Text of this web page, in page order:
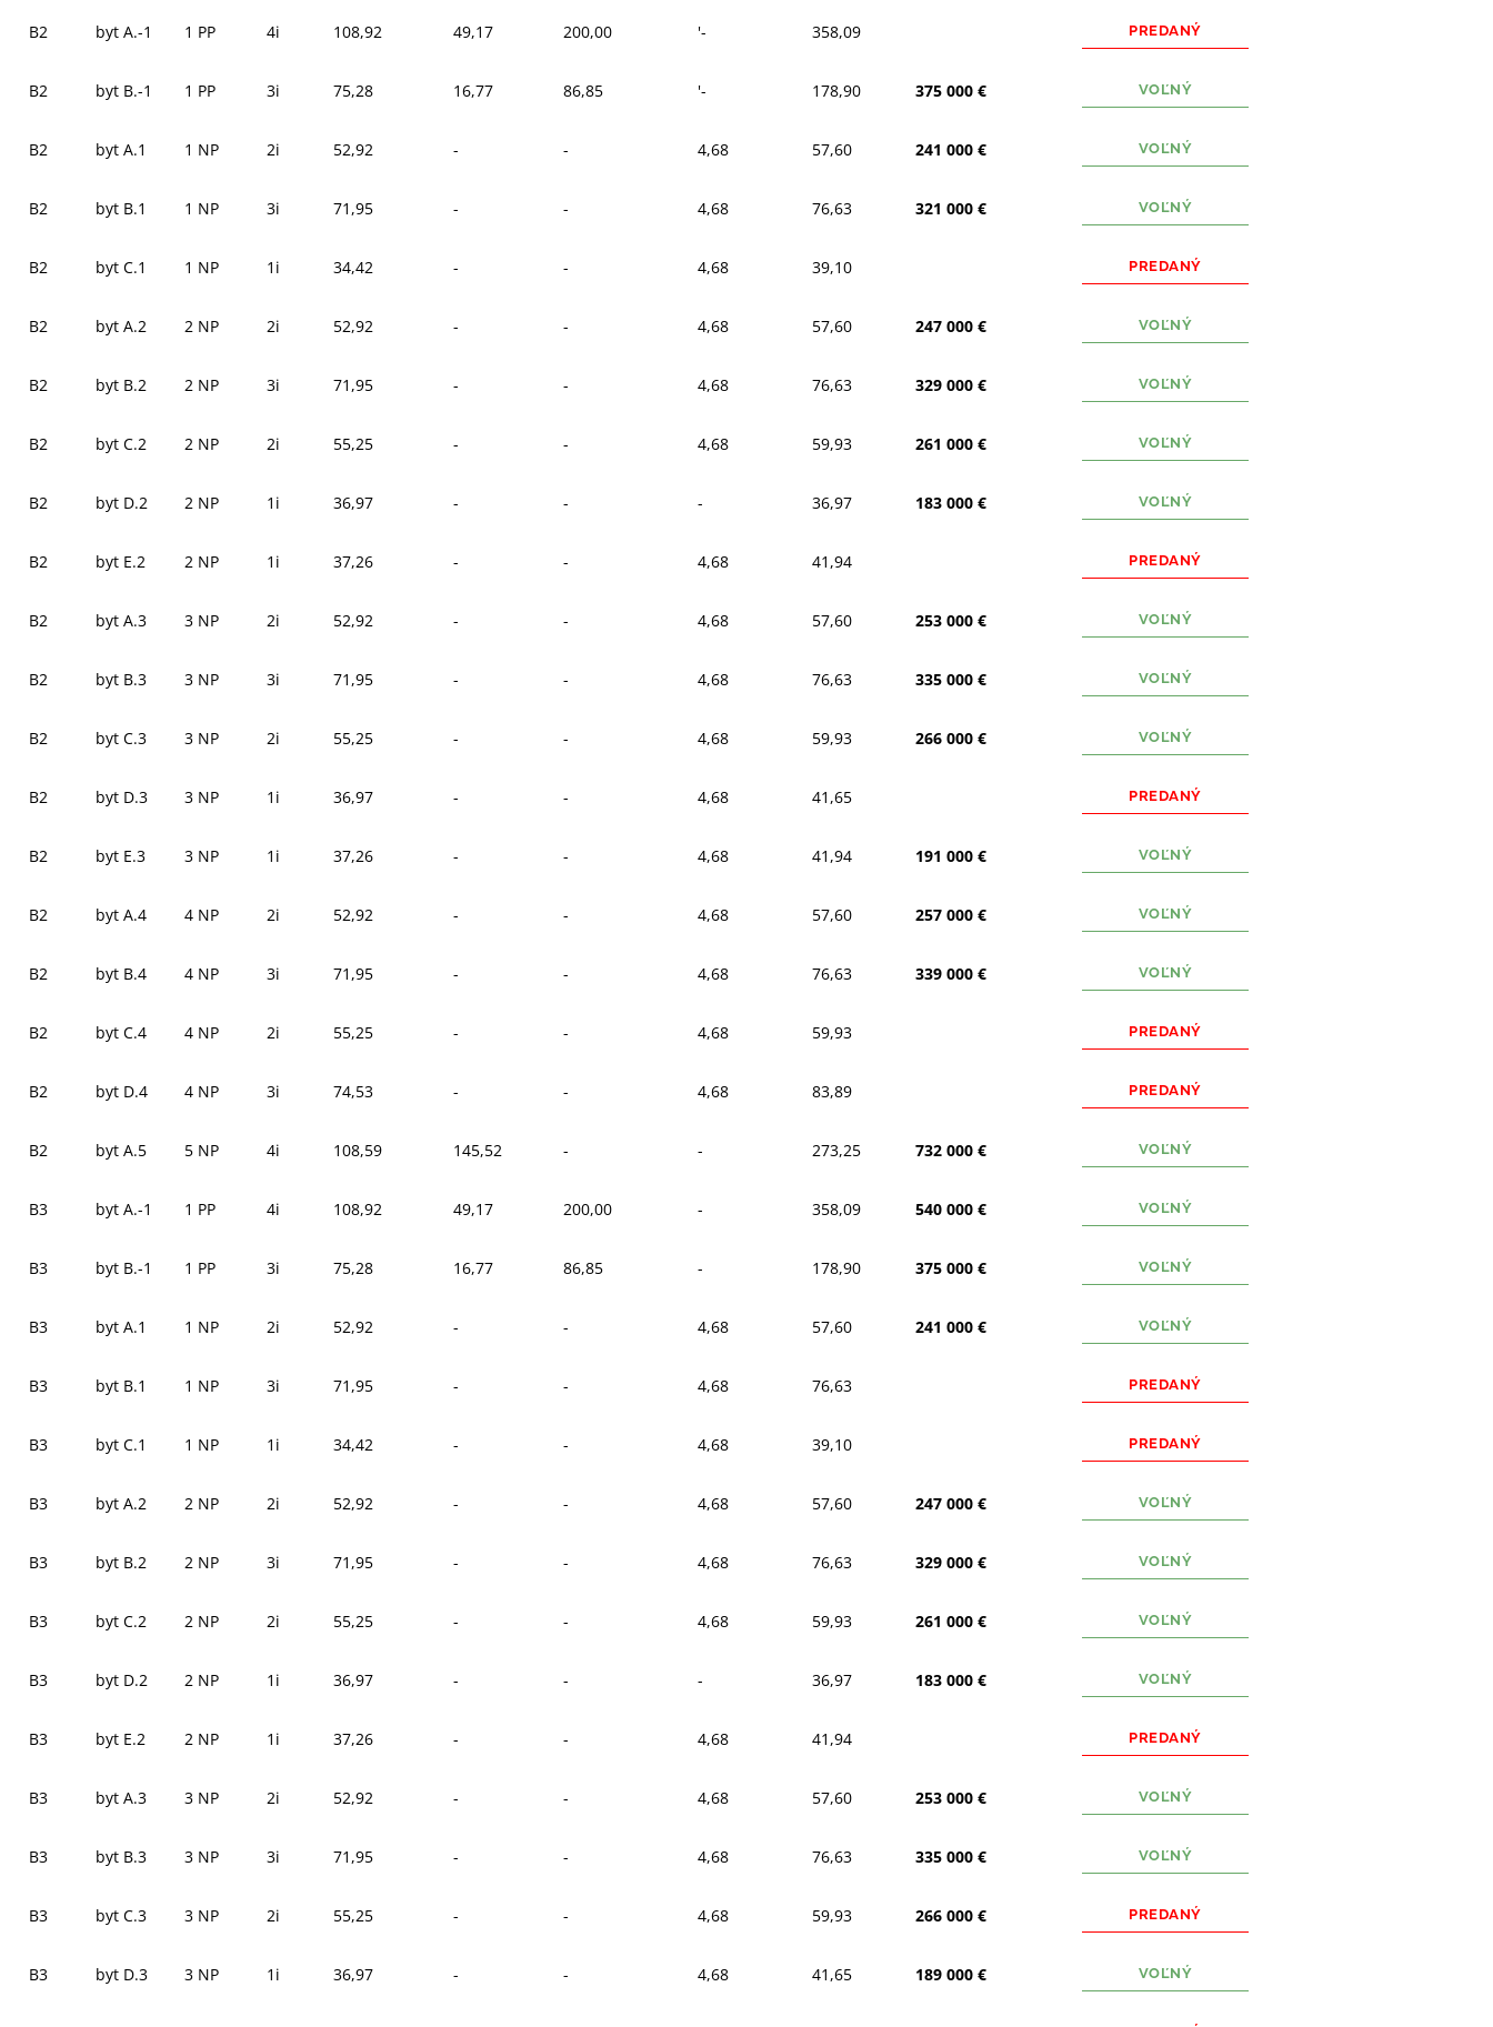
B2 byt A.-1 1 PP 4i 108,92 49,17 200,00 '- 358,09 PREDANÝ
B2 byt B.-1 1 PP 3i 75,28 16,77 86,85 '- 178,90 375 000 € VOĽNÝ
B2 byt A.1 1 NP 2i 52,92 - - 4,68 57,60 241 000 € VOĽNÝ
B2 byt B.1 1 NP 3i 71,95 - - 4,68 76,63 321 000 € VOĽNÝ
B2 byt C.1 1 NP 1i 34,42 - - 4,68 39,10 PREDANÝ
B2 byt A.2 2 NP 2i 52,92 - - 4,68 57,60 247 000 € VOĽNÝ
B2 byt B.2 2 NP 3i 71,95 - - 4,68 76,63 329 000 € VOĽNÝ
B2 byt C.2 2 NP 2i 55,25 - - 4,68 59,93 261 000 € VOĽNÝ
B2 byt D.2 2 NP 1i 36,97 - - - 36,97 183 000 € VOĽNÝ
B2 byt E.2 2 NP 1i 37,26 - - 4,68 41,94 PREDANÝ
B2 byt A.3 3 NP 2i 52,92 - - 4,68 57,60 253 000 € VOĽNÝ
B2 byt B.3 3 NP 3i 71,95 - - 4,68 76,63 335 000 € VOĽNÝ
B2 byt C.3 3 NP 2i 55,25 - - 4,68 59,93 266 000 € VOĽNÝ
B2 byt D.3 3 NP 1i 36,97 - - 4,68 41,65 PREDANÝ
B2 byt E.3 3 NP 1i 37,26 - - 4,68 41,94 191 000 € VOĽNÝ
B2 byt A.4 4 NP 2i 52,92 - - 4,68 57,60 257 000 € VOĽNÝ
B2 byt B.4 4 NP 3i 71,95 - - 4,68 76,63 339 000 € VOĽNÝ
B2 byt C.4 4 NP 2i 55,25 - - 4,68 59,93 PREDANÝ
B2 byt D.4 4 NP 3i 74,53 - - 4,68 83,89 PREDANÝ
B2 byt A.5 5 NP 4i 108,59 145,52 - - 273,25 732 000 € VOĽNÝ
B3 byt A.-1 1 PP 4i 108,92 49,17 200,00 - 358,09 540 000 € VOĽNÝ
B3 byt B.-1 1 PP 3i 75,28 16,77 86,85 - 178,90 375 000 € VOĽNÝ
B3 byt A.1 1 NP 2i 52,92 - - 4,68 57,60 241 000 € VOĽNÝ
B3 byt B.1 1 NP 3i 71,95 - - 4,68 76,63 PREDANÝ
B3 byt C.1 1 NP 1i 34,42 - - 4,68 39,10 PREDANÝ
B3 byt A.2 2 NP 2i 52,92 - - 4,68 57,60 247 000 € VOĽNÝ
B3 byt B.2 2 NP 3i 71,95 - - 4,68 76,63 329 000 € VOĽNÝ
B3 byt C.2 2 NP 2i 55,25 - - 4,68 59,93 261 000 € VOĽNÝ
B3 byt D.2 2 NP 1i 36,97 - - - 36,97 183 000 € VOĽNÝ
B3 byt E.2 2 NP 1i 37,26 - - 4,68 41,94 PREDANÝ
B3 byt A.3 3 NP 2i 52,92 - - 4,68 57,60 253 000 € VOĽNÝ
B3 byt B.3 3 NP 3i 71,95 - - 4,68 76,63 335 000 € VOĽNÝ
B3 byt C.3 3 NP 2i 55,25 - - 4,68 59,93 266 000 € PREDANÝ
B3 byt D.3 3 NP 1i 36,97 - - 4,68 41,65 189 000 € VOĽNÝ